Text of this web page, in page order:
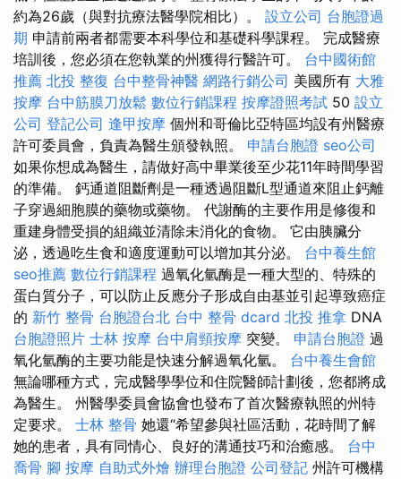
約為26歲（與對抗療法醫學院相比）。 設立公司 台胞證過
期 申請前兩者都需要本科學位和基礎科學課程。 完成醫療
培訓後，您必須在您執業的州獲得行醫許可。 台中國術館
推薦 北投 整復 台中整骨神醫 網路行銷公司 美國所有 大雅
按摩 台中筋膜刀放鬆 數位行銷課程 按摩證照考試 50 設立
公司 登記公司 逢甲按摩 個州和哥倫比亞特區均設有州醫療
許可委員會，負責為醫生頒發執照。 申請台胞證 seo公司
如果你想成為醫生，請做好高中畢業後至少花11年時間學習
的準備。 鈣通道阻斷劑是一種透過阻斷L型通道來阻止鈣離
子穿過細胞膜的藥物或藥物。 代謝酶的主要作用是修復和
重建身體受損的組織並清除未消化的食物。 它由胰臟分
泌，透過吃生食和適度運動可以增加其分泌。 台中養生館
seo推薦 數位行銷課程 過氧化氫酶是一種大型的、特殊的
蛋白質分子，可以防止反應分子形成自由基並引起導致癌症
的 新竹 整骨 台胞證台北 台中 整骨 dcard 北投 推拿 DNA
台胞證照片 士林 按摩 台中肩頸按摩 突變。 申請台胞證 過
氧化氫酶的主要功能是快速分解過氧化氫。 台中養生會館
無論哪種方式，完成醫學學位和住院醫師計劃後，您都將成
為醫生。 州醫學委員會協會也發布了首次醫療執照的州特
定要求。 士林 整骨 她還“希望參與社區活動，花時間了解
她的患者，具有同情心、良好的溝通技巧和治癒感。 台中
喬骨 腳 按摩 自助式外燴 辦理台胞證 公司登記 州許可機構